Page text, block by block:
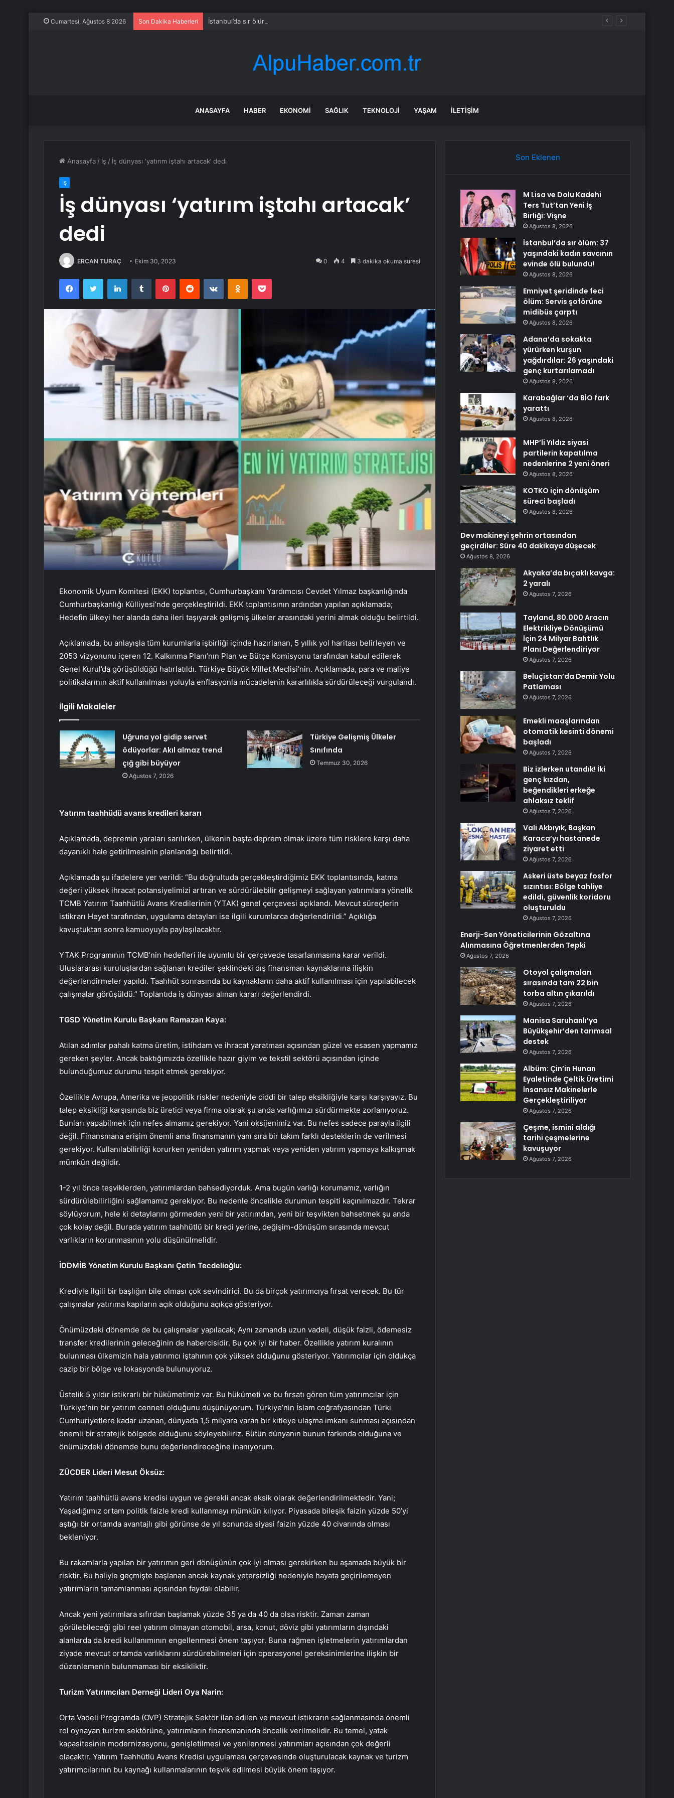
Cumartesi, Ağustos 8 2026 Son Dakika Haberleri İstanbul’da sır ölüm: 37 yaşındaki kadın savcının evinde ölü bulundu!
ANASAYFA HABER EKONOMI SAĞLIK TEKNOLOJI YAŞAM İLETIŞIM
Anasayfa / İş / İş dünyası ‘yatırım iştahı artacak’ dedi
İş
İş dünyası ‘yatırım iştahı artacak’
dedi
ERCAN TURAÇ Ekim 30, 2023 0 4 3 dakika okuma süresi
FacebookTwitter LinkedInTumblr PinterestReddit VKontakteOdnoklassniki
Pocket
Ekonomik Uyum Komitesi (EKK) toplantısı, Cumhurbaşkanı Yardımcısı Cevdet Yılmaz başkanlığında
Cumhurbaşkanlığı Külliyesi’nde gerçekleştirildi. EKK toplantısının ardından yapılan açıklamada;
Hedefin ülkeyi her alanda daha ileri taşıyarak gelişmiş ülkeler arasındaki yerini almak olduğu belirtildi.
Açıklamada, bu anlayışla tüm kurumlarla işbirliği içinde hazırlanan, 5 yıllık yol haritası belirleyen ve
2053 vizyonunu içeren 12. Kalkınma Planı’nın Plan ve Bütçe Komisyonu tarafından kabul edilerek
Genel Kurul’da görüşüldüğü hatırlatıldı. Türkiye Büyük Millet Meclisi’nin. Açıklamada, para ve maliye
politikalarının aktif kullanılması yoluyla enflasyonla mücadelenin kararlılıkla sürdürüleceği vurgulandı.
İlgili Makaleler
Uğruna yol gidip servet
ödüyorlar: Akıl almaz trend
çığ gibi büyüyor
Ağustos 7, 2026
Türkiye Gelişmiş Ülkeler
Sınıfında
Temmuz 30, 2026
Yatırım taahhüdü avans kredileri kararı
Açıklamada, depremin yaraları sarılırken, ülkenin başta deprem olmak üzere tüm risklere karşı daha
dayanıklı hale getirilmesinin planlandığı belirtildi.
Açıklamada şu ifadelere yer verildi: “Bu doğrultuda gerçekleştirdiğimiz EKK toplantısında, katma
değeri yüksek ihracat potansiyelimizi artıran ve sürdürülebilir gelişmeyi sağlayan yatırımlara yönelik
TCMB Yatırım Taahhütlü Avans Kredilerinin (YTAK) genel çerçevesi açıklandı. Mevcut süreçlerin
istikrarı Heyet tarafından, uygulama detayları ise ilgili kurumlarca değerlendirildi.” Açıklığa
kavuştuktan sonra kamuoyuyla paylaşılacaktır.
YTAK Programının TCMB’nin hedefleri ile uyumlu bir çerçevede tasarlanmasına karar verildi.
Uluslararası kuruluşlardan sağlanan krediler şeklindeki dış finansman kaynaklarına ilişkin
değerlendirmeler yapıldı. Taahhüt sonrasında bu kaynakların daha aktif kullanılması için yapılabilecek
çalışmalar görüşüldü.” Toplantıda iş dünyası alınan kararı değerlendirdi.
TGSD Yönetim Kurulu Başkanı Ramazan Kaya:
Atılan adımlar pahalı katma üretim, istihdam ve ihracat yaratması açısından güzel ve esasen yapmamız
gereken şeyler. Ancak baktığımızda özellikle hazır giyim ve tekstil sektörü açısından içinde
bulunduğumuz durumu tespit etmek gerekiyor.
Özellikle Avrupa, Amerika ve jeopolitik riskler nedeniyle ciddi bir talep eksikliğiyle karşı karşıyayız. Bu
talep eksikliği karşısında biz üretici veya firma olarak şu anda varlığımızı sürdürmekte zorlanıyoruz.
Bunları yapabilmek için nefes almamız gerekiyor. Yani oksijenimiz var. Bu nefes sadece parayla ilgili
değil. Finansmana erişim önemli ama finansmanın yanı sıra bir takım farklı desteklerin de verilmesi
gerekiyor. Kullanılabilirliği korurken yeniden yatırım yapmak veya yeniden yatırım yapmaya kalkışmak
mümkün değildir.
1-2 yıl önce teşviklerden, yatırımlardan bahsediyorduk. Ama bugün varlığı korumamız, varlığın
sürdürülebilirliğini sağlamamız gerekiyor. Bu nedenle öncelikle durumun tespiti kaçınılmazdır. Tekrar
söylüyorum, hele ki detaylarını görmeden yeni bir yatırımdan, yeni bir teşvikten bahsetmek şu anda
çok kolay değil. Burada yatırım taahhütlü bir kredi yerine, değişim-dönüşüm sırasında mevcut
varlıkların korunmasının yolu düşünülmelidir.
İDDMİB Yönetim Kurulu Başkanı Çetin Tecdelioğlu:
Krediyle ilgili bir başlığın bile olması çok sevindirici. Bu da birçok yatırımcıya fırsat verecek. Bu tür
çalışmalar yatırıma kapıların açık olduğunu açıkça gösteriyor.
Önümüzdeki dönemde de bu çalışmalar yapılacak; Aynı zamanda uzun vadeli, düşük faizli, ödemesiz
transfer kredilerinin geleceğinin de habercisidir. Bu çok iyi bir haber. Özellikle yatırım kuralının
bulunması ülkemizin hala yatırımcı iştahının çok yüksek olduğunu gösteriyor. Yatırımcılar için oldukça
cazip bir bölge ve lokasyonda bulunuyoruz.
Üstelik 5 yıldır istikrarlı bir hükümetimiz var. Bu hükümeti ve bu fırsatı gören tüm yatırımcılar için
Türkiye’nin bir yatırım cenneti olduğunu düşünüyorum. Türkiye’nin İslam coğrafyasından Türki
Cumhuriyetlere kadar uzanan, dünyada 1,5 milyara varan bir kitleye ulaşma imkanı sunması açısından
önemli bir stratejik bölgede olduğunu söyleyebiliriz. Bütün dünyanın bunun farkında olduğuna ve
önümüzdeki dönemde bunu değerlendireceğine inanıyorum.
ZÜCDER Lideri Mesut Öksüz:
Yatırım taahhütlü avans kredisi uygun ve gerekli ancak eksik olarak değerlendirilmektedir. Yani;
Yaşadığımız ortam politik faizle kredi kullanmayı mümkün kılıyor. Piyasada bileşik faizin yüzde 50’yi
aştığı bir ortamda avantajlı gibi görünse de yıl sonunda siyasi faizin yüzde 40 civarında olması
bekleniyor.
Bu rakamlarla yapılan bir yatırımın geri dönüşünün çok iyi olması gerekirken bu aşamada büyük bir
risktir. Bu haliyle geçmişte başlanan ancak kaynak yetersizliği nedeniyle hayata geçirilemeyen
yatırımların tamamlanması açısından faydalı olabilir.
Ancak yeni yatırımlara sıfırdan başlamak yüzde 35 ya da 40 da olsa risktir. Zaman zaman
görülebileceği gibi reel yatırım olmayan otomobil, arsa, konut, döviz gibi yatırımların dışındaki
alanlarda da kredi kullanımının engellenmesi önem taşıyor. Buna rağmen işletmelerin yatırımlardan
ziyade mevcut ortamda varlıklarını sürdürebilmeleri için operasyonel gereksinimlerine ilişkin bir
düzenlemenin bulunmaması bir eksikliktir.
Turizm Yatırımcıları Derneği Lideri Oya Narin:
Orta Vadeli Programda (OVP) Stratejik Sektör ilan edilen ve mevcut istikrarın sağlanmasında önemli
rol oynayan turizm sektörüne, yatırımların finansmanında öncelik verilmelidir. Bu temel, yatak
kapasitesinin modernizasyonu, genişletilmesi ve yenilenmesi yatırımları açısından çok değerli
olacaktır. Yatırım Taahhütlü Avans Kredisi uygulaması çerçevesinde oluşturulacak kaynak ve turizm
yatırımcılarının bu kaynağı kullanmalarının teşvik edilmesi büyük önem taşıyor.
Son Eklenen
M Lisa ve Dolu Kadehi
Ters Tut’tan Yeni İş
Birliği: Vişne
Ağustos 8, 2026
İstanbul’da sır ölüm: 37
yaşındaki kadın savcının
evinde ölü bulundu!
Ağustos 8, 2026
Emniyet şeridinde feci
ölüm: Servis şoförüne
midibüs çarptı
Ağustos 8, 2026
Adana’da sokakta
yürürken kurşun
yağdırdılar: 26 yaşındaki
genç kurtarılamadı
Ağustos 8, 2026
Karabağlar ‘da BİO fark
yarattı
Ağustos 8, 2026
MHP’li Yıldız siyasi
partilerin kapatılma
nedenlerine 2 yeni öneri
Ağustos 8, 2026
KOTKO için dönüşüm
süreci başladı
Ağustos 8, 2026
Dev makineyi şehrin ortasından
geçirdiler: Süre 40 dakikaya düşecek
Ağustos 8, 2026
Akyaka’da bıçaklı kavga:
2 yaralı
Ağustos 7, 2026
Tayland, 80.000 Aracın
Elektrikliye Dönüşümü
İçin 24 Milyar Bahtlık
Planı Değerlendiriyor
Ağustos 7, 2026
Beluçistan’da Demir Yolu
Patlaması
Ağustos 7, 2026
Emekli maaşlarından
otomatik kesinti dönemi
başladı
Ağustos 7, 2026
Biz izlerken utandık! İki
genç kızdan,
beğendikleri erkeğe
ahlaksız teklif
Ağustos 7, 2026
Vali Akbıyık, Başkan
Karaca’yı hastanede
ziyaret etti
Ağustos 7, 2026
Askeri üste beyaz fosfor
sızıntısı: Bölge tahliye
edildi, güvenlik koridoru
oluşturuldu
Ağustos 7, 2026
Enerji-Sen Yöneticilerinin Gözaltına
Alınmasına Öğretmenlerden Tepki
Ağustos 7, 2026
Otoyol çalışmaları
sırasında tam 22 bin
torba altın çıkarıldı
Ağustos 7, 2026
Manisa Saruhanlı’ya
Büyükşehir’den tarımsal
destek
Ağustos 7, 2026
Albüm: Çin’in Hunan
Eyaletinde Çeltik Üretimi
İnsansız Makinelerle
Gerçekleştiriliyor
Ağustos 7, 2026
Çeşme, ismini aldığı
tarihi çeşmelerine
kavuşuyor
Ağustos 7, 2026